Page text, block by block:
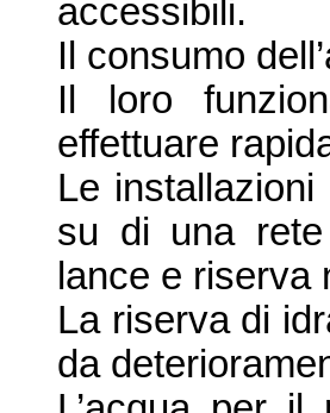
accessibili.
Il consumo dell’
Il loro
effettuare
Le
su di una
lance e riserva
La riserva di
da